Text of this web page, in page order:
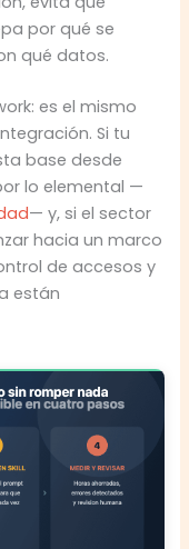
por qué se
qué datos.
es el mismo
Si tu
base desde
lo elemental —
— y, si el sector
hacia un marco
de accesos y
están